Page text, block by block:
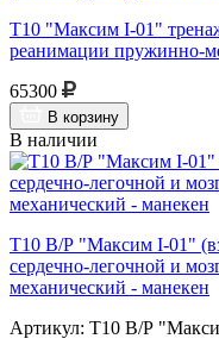
Т10 "Максим I-01"
реанимации пружинно-
65300
В корзину
В наличии
Т10 В/Р "Максим I-01"
сердечно-легочной и
механический - манекен
Артикул: Т10 В/Р